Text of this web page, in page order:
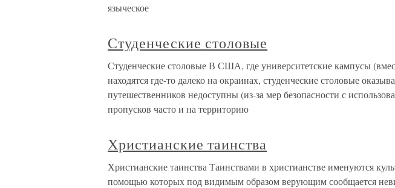
языческое
Студенческие столовые
Студенческие столовые В США, где университетские кампусы
находятся где-то далеко на окраинах, студенческие столовые
путешественников недоступны (из-за мер безопасности с
пропусков часто и на территорию
Христианские таинства
Христианские таинства Таинствами в христианстве именуются
помощью которых под видимым образом верующим сообщается